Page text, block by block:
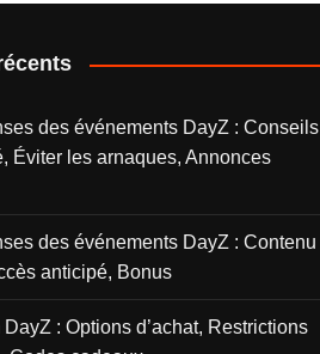
des événements DayZ : Conseils
Éviter les arnaques, Annonces
des événements DayZ : Contenu
anticipé, Bonus
: Options d’achat, Restrictions